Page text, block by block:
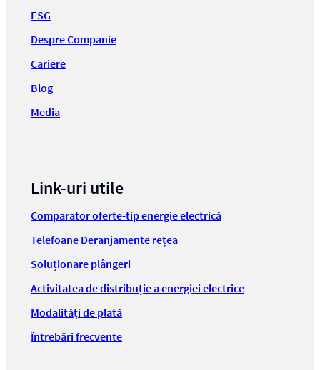
ESG
Despre Companie
Cariere
Blog
Media
Link-uri utile
Comparator oferte-tip energie electrică
Telefoane Deranjamente rețea
Soluționare plângeri
Activitatea de distribuție a energiei electrice
Modalități de plată
Întrebări frecvente